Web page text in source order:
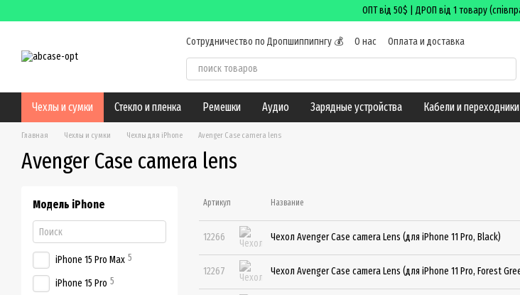
ОПТ від 50$ | ДРОП від 1 товару
Сотрудничество по Дропшиппипнгу 💰 О нас
Оплата и доставка
Обмен и возврат
Контактная информация Блог
Чехлы и сумки Стекло и пленка Ремешки Аудио Зарядные устройства Кабели и переходники
Главная Чехлы и сумки Чехлы для iPhone Avenger Case camera lens
Avenger Case camera lens
Артикул Название
12266 Чехол Avenger Case camera Lens (для iPhone 11 Pro, Black)
12267 Чехол Avenger Case camera Lens (для iPhone 11 Pro, Forest
Модель iPhone
iPhone 15 Pro Max 5
iPhone 15 Pro 5